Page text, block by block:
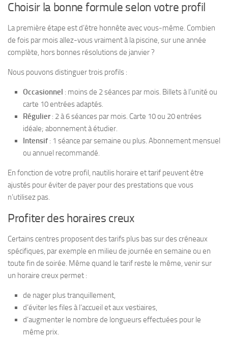
Choisir la bonne formule selon votre profil
La première étape est d’être honnête avec vous-même. Combien
de fois par mois allez-vous vraiment à la piscine, sur une année
complète, hors bonnes résolutions de janvier ?
Nous pouvons distinguer trois profils :
Occasionnel : moins de 2 séances par mois. Billets à l’unité ou
carte 10 entrées adaptés.
Régulier: 2 à 6 séances par mois. Carte 10 ou 20 entrées
idéale; abonnement à étudier.
Intensif : 1 séance par semaine ou plus. Abonnement mensuel
ou annuel recommandé.
En fonction de votre profil, nautilis horaire et tarif peuvent être
ajustés pour éviter de payer pour des prestations que vous
n’utilisez pas.
Profiter des horaires creux
Certains centres proposent des tarifs plus bas sur des créneaux
spécifiques, par exemple en milieu de journée en semaine ou en
toute fin de soirée. Même quand le tarif reste le même, venir sur
un horaire creux permet :
de nager plus tranquillement,
d’éviter les files à l’accueil et aux vestiaires,
d’augmenter le nombre de longueurs effectuées pour le
même prix.